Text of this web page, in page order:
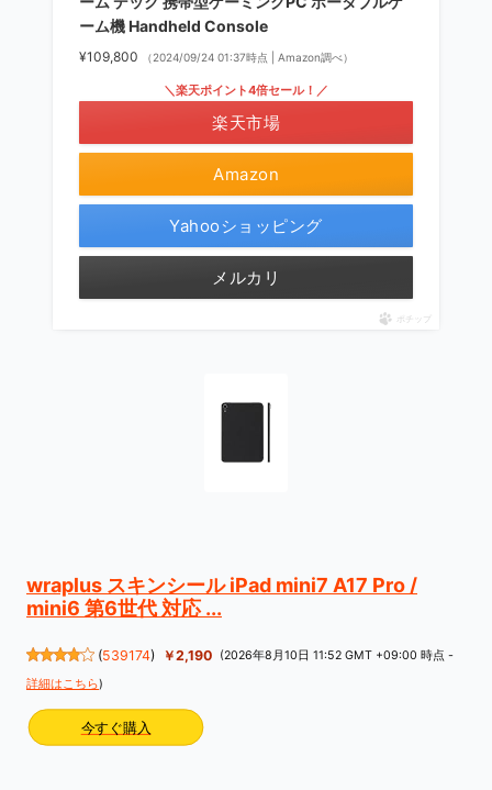
ーム機 Handheld Console
¥109,800 （2024/09/24 01:37時点 | Amazon調べ）
Amazon
＼楽天ポイント4倍セール！／
楽天市場
Yahooショッピング
メルカリ
ポチップ
wraplus スキンシール iPad mini7 A17 Pro /
mini6 第6世代 対応 ...
(539174) ￥2,190
(2026年8月10日 11:52 GMT +09:00 時点 -
詳細はこちら)
今すぐ購入